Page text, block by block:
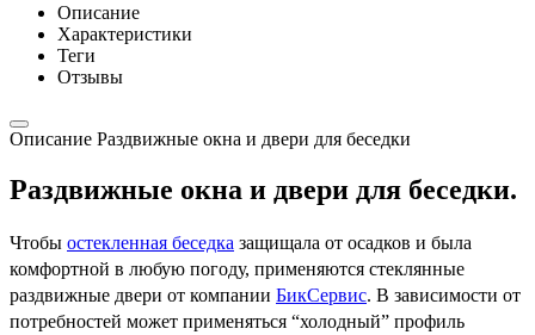
Описание
Характеристики
Теги
Отзывы
Описание Раздвижные окна и двери для беседки
Раздвижные окна и двери для беседки.
Чтобы остекленная беседка защищала от осадков и была
комфортной в любую погоду, применяются стеклянные
раздвижные двери от компании БикСервис. В зависимости от
потребностей может применяться “холодный” профиль